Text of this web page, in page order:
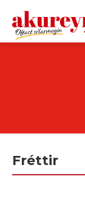
Fréttir